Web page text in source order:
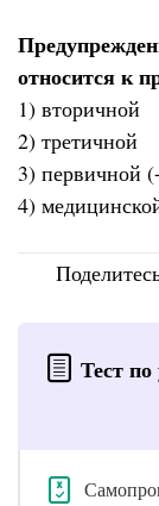
относится к
1) вторичной
2) третичной
3) первичной
4)
Тест